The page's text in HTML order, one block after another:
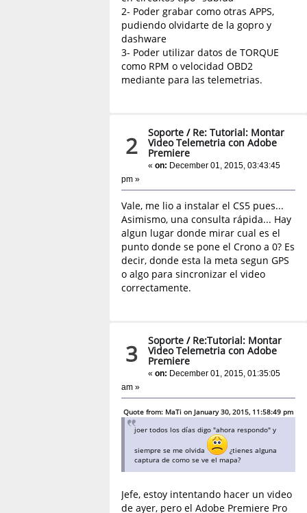
2- Poder grabar como otras APPS,
pudiendo olvidarte de la gopro y
dashware
3- Poder utilizar datos de TORQUE
como RPM o velocidad OBD2
mediante para las telemetrias.
2 Soporte / Re: Tutorial: Montar
Video Telemetria con Adobe
Premiere
«on: December 01, 2015, 03:43:45
pm »
Vale, me lio a instalar el CS5 pues...
Asimismo, una consulta rápida... Hay
algun lugar donde mirar cual es el
punto donde se pone el Crono a 0? Es
decir, donde esta la meta segun GPS
o algo para sincronizar el video
correctamente.
3 Soporte / Re:Tutorial: Montar
Video Telemetria con Adobe
Premiere
«on: December 01, 2015, 01:35:05
am »
Quote from: MaTi on January 30, 2015, 11:58:49 pm
joer todos los días digo "ahora respondo" y
siempre se me olvida
¿tienes alguna
captura de como se ve el mapa?
Jefe, estoy intentando hacer un video
de ayer, pero el Adobe Premiere Pro